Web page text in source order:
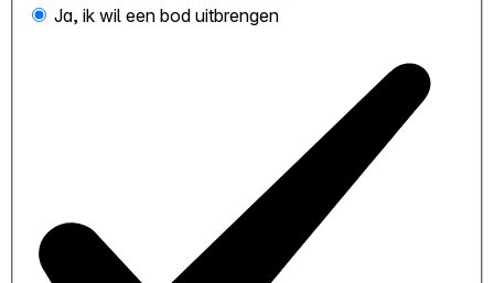
Ja, ik wil een bod uitbrengen